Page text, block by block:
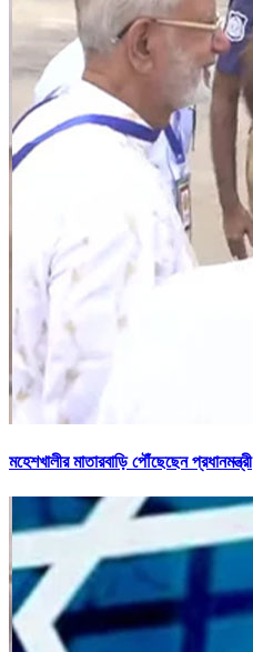
মহেশখালীর মাতারবাড়ি পৌঁছেছেন প্রধানমন্ত্রী